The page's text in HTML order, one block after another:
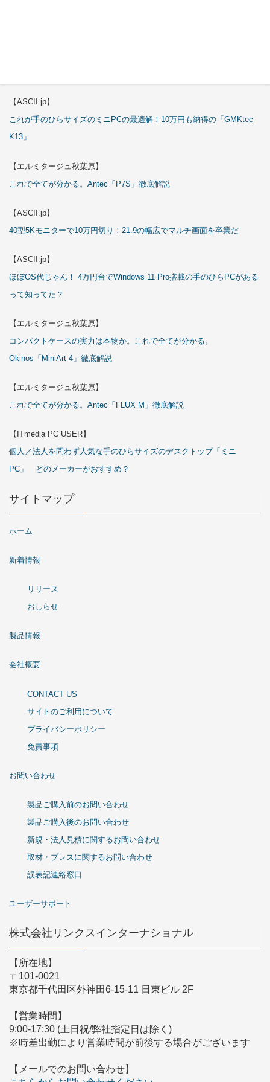
【ASCII.jp】
これが手のひらサイズのミニPCの最適解！10万円も納得の「GMKtec
K13」
【エルミタージュ秋葉原】
これで全てが分かる。Antec「P7S」徹底解説
【ASCII.jp】
40型5Kモニターで10万円切り！21:9の幅広でマルチ画面を卒業だ
【ASCII.jp】
ほぼOS代じゃん！ 4万円台でWindows 11 Pro搭載の手のひらPCがある
って知ってた？
【エルミタージュ秋葉原】
コンパクトケースの実力は本物か。これで全てが分かる。
Okinos「MiniArt 4」徹底解説
【エルミタージュ秋葉原】
これで全てが分かる。Antec「FLUX M」徹底解説
【ITmedia PC USER】
個人／法人を問わず人気な手のひらサイズのデスクトップ「ミニ
PC」 どのメーカーがおすすめ？
サイトマップ
ホーム
新着情報
リリース
おしらせ
製品情報
会社概要
CONTACT US
サイトのご利用について
プライバシーポリシー
免責事項
お問い合わせ
製品ご購入前のお問い合わせ
製品ご購入後のお問い合わせ
新規・法人見積に関するお問い合わせ
取材・プレスに関するお問い合わせ
誤表記連絡窓口
ユーザーサポート
株式会社リンクスインターナショナル
【所在地】
〒101-0021
東京都千代田区外神田6-15-11 日東ビル 2F
【営業時間】
9:00-17:30 (土日祝/弊社指定日は除く)
※時差出勤により営業時間が前後する場合がございます
【メールでのお問い合わせ】